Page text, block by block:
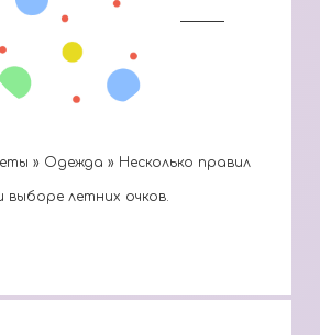
» Одежда » Несколько правил
выборе летних очков.